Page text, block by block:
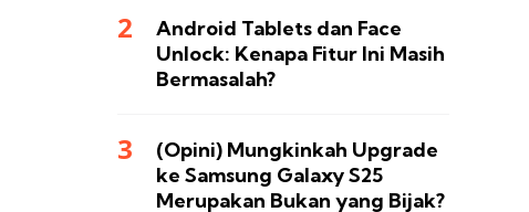
Android Tablets dan Face
Unlock: Kenapa Fitur Ini Masih
Bermasalah?
(Opini) Mungkinkah Upgrade
ke Samsung Galaxy S25
Merupakan Bukan yang Bijak?